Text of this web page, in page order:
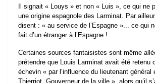
Il signait « Louys » et non « Luis », ce qui ne
une origine espagnole des Larminat. Par
disent : « au service de l’Espagne »... ce qui
fait d’un étranger à l’Espagne !
Certaines sources fantaisistes sont même
prétendre que Louis Larminat avait été retenu
échevin « par l’influence du lieutenant général
Thierriot, Gouverneur de la ville », alors qu’il